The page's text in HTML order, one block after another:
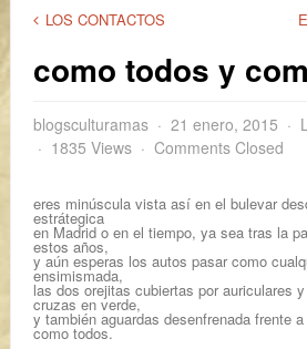
LOS CONTACTOS
como todos y
blogsculturamas 21 enero, 2015
1835 Views
Comments Closed
eres minúscula vista así en el bulevar
estrátegica
en Madrid o en el tiempo, ya sea tras la
estos años,
y aún esperas los autos pasar como
ensimismada,
las dos orejitas cubiertas por auriculares
cruzas en verde,
y también aguardas desenfrenada frente
como todos.